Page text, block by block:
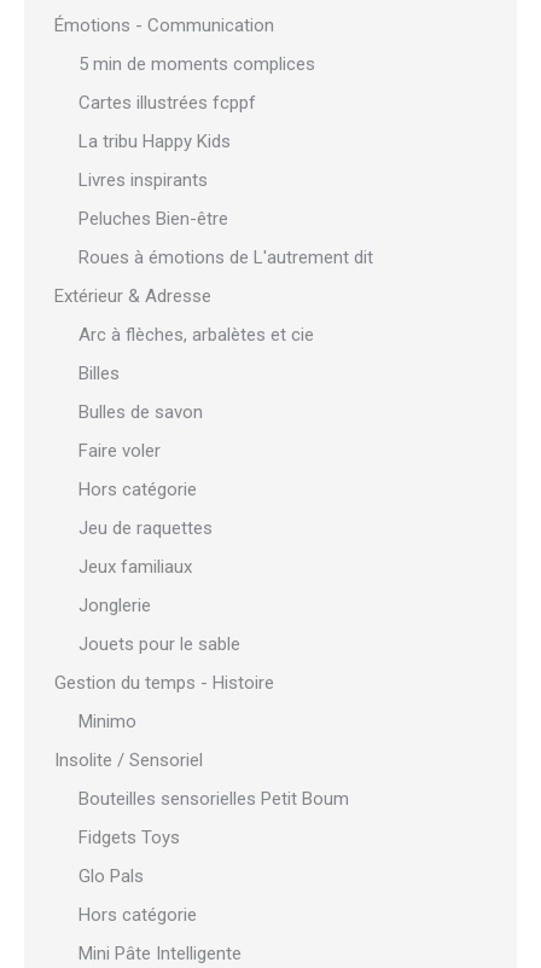
Émotions - Communication
5 min de moments complices
Cartes illustrées fcppf
La tribu Happy Kids
Livres inspirants
Peluches Bien-être
Roues à émotions de L'autrement dit
Extérieur & Adresse
Arc à flèches, arbalètes et cie
Billes
Bulles de savon
Faire voler
Hors catégorie
Jeu de raquettes
Jeux familiaux
Jonglerie
Jouets pour le sable
Gestion du temps - Histoire
Minimo
Insolite / Sensoriel
Bouteilles sensorielles Petit Boum
Fidgets Toys
Glo Pals
Hors catégorie
Mini Pâte Intelligente